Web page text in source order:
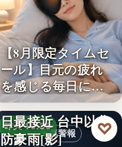
【8月限定タイムセ
ール】目元の疲れ
を感じる毎日に。3
段階…
天氣警報
昨天 19:36
颱風白海豚8日及9
日最接近 台中以北
防豪雨[影]
♡